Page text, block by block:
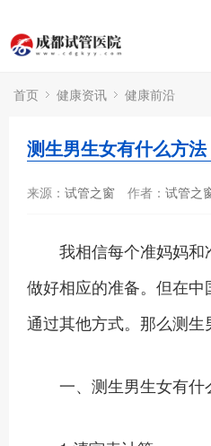
首页 健康资讯 健康前沿
测生男生女有什么方
来源： 试管之窗 作者： 试管之
我相信每个准妈妈和
做好相应的准备。但在
通过其他方式。那么测
一、测生男生女有什